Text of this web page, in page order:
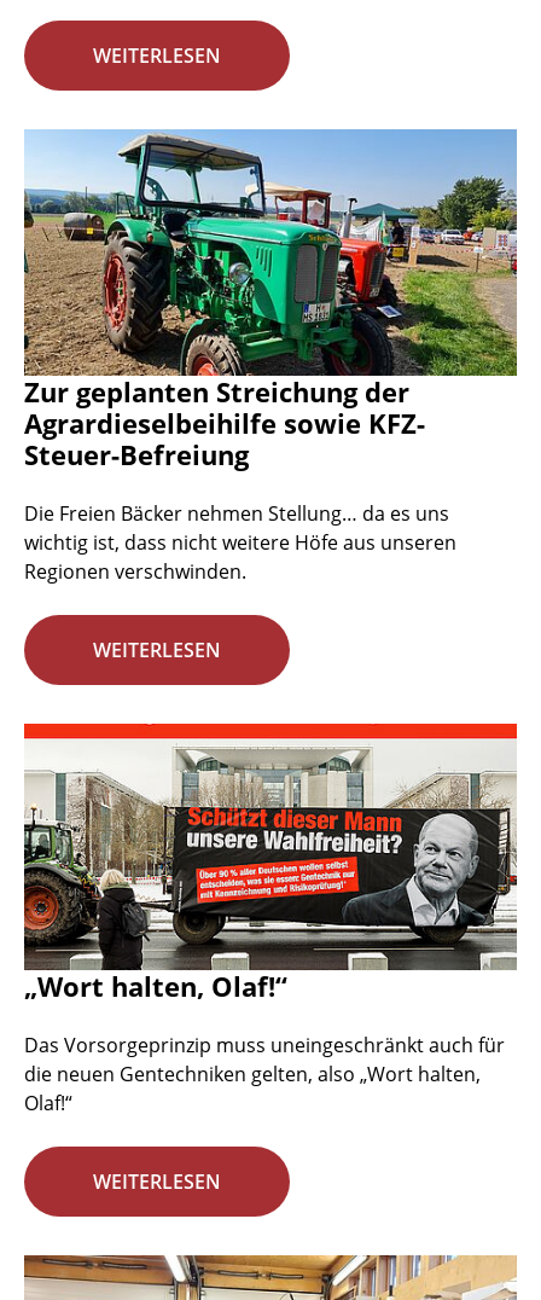
WEITERLESEN
Zur geplanten Streichung der
Agrardieselbeihilfe sowie KFZ-
Steuer-Befreiung
Die Freien Bäcker nehmen Stellung… da es uns
wichtig ist, dass nicht weitere Höfe aus unseren
Regionen verschwinden.
WEITERLESEN
„Wort halten, Olaf!“
Das Vorsorgeprinzip muss uneingeschränkt auch für
die neuen Gentechniken gelten, also „Wort halten,
Olaf!“
WEITERLESEN